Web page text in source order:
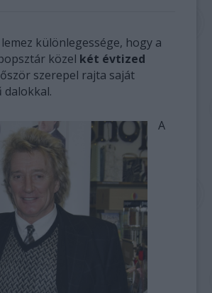
különlegessége, hogy a
közel két évtized
szerepel rajta saját
dalokkal.
A